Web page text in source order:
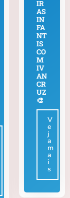
IR
AS
IN
FA
NT
IS
CO
M
IV
AN
CR
UZ
🎨
V
e
j
a
m
a
i
s